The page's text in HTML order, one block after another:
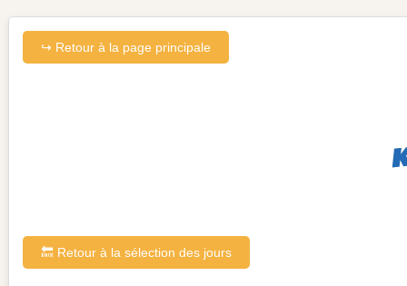
↪ Retour à la page principale
🔙 Retour à la sélection des jours